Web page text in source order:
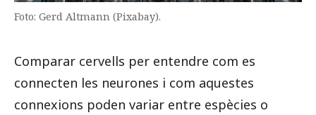
Foto: Gerd Altmann (Pixabay).
Comparar cervells per entendre com es
connecten les neurones i com aquestes
connexions poden variar entre espècies o